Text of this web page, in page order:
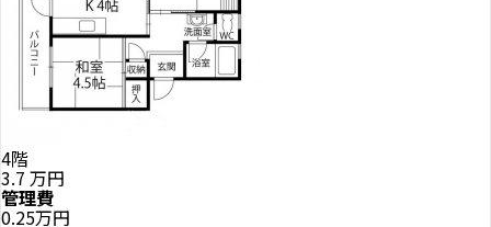
4階
3.7 万円
管理費
0.25万円